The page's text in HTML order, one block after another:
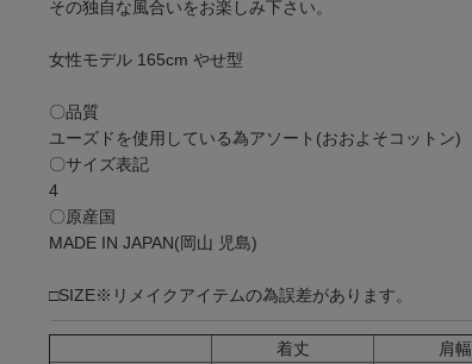
その独自な風合いをお楽しみ下さい。
女性モデル 165cm やせ型
〇品質
ユーズドを使用している為アソート(おおよそコットン)
〇サイズ表記
4
〇原産国
MADE IN JAPAN(岡山 児島)
□SIZE※リメイクアイテムの為誤差があります。
着丈 肩幅